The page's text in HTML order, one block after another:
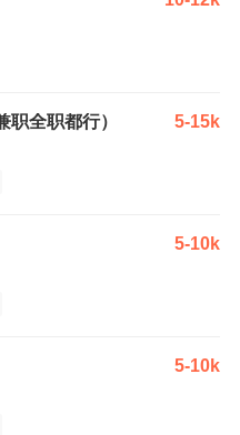
全职都行） 5-15k
5-10k
5-10k